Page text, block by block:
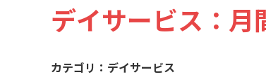
デイサービス：月
デイサービス